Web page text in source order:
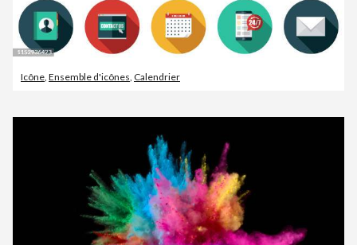
Icône, Ensemble d'icônes, Calendrier